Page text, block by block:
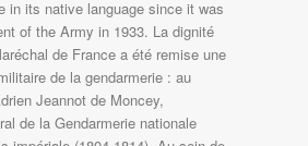
in its native language since it was
of the Army in 1933. La dignité
de France a été remise une
de la gendarmerie : au
Jeannot de Moncey,
de la Gendarmerie nationale